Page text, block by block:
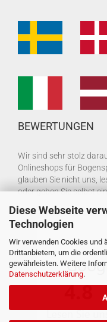
Diese Webseite
Technologien
Wir verwenden Cookies und
Drittanbietern, um die
gewährleisten. Weitere
Datenschutzerklärung.
BEWERTUNGEN
Wir sind sehr stolz
Onlineshops für
glauben Sie nicht uns,
oder geben Sie selbst